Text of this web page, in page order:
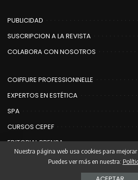
PUBLICIDAD
SUSCRIPCION A LA REVISTA
COLABORA CON NOSOTROS
COIFFURE PROFESSIONNELLE
EXPERTOS EN ESTÉTICA
SPA
CURSOS CEPEF
EDITORIAL PRENSA
© Copyright Editorial Prensa
Nuestra página web usa cookies para
Puedes ver más en nuestra: